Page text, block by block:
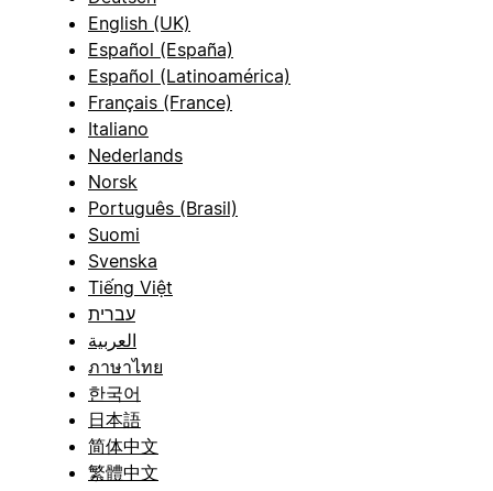
English (UK)
Español (España)
Español (Latinoamérica)
Français (France)
Italiano
Nederlands
Norsk
Português (Brasil)
Suomi
Svenska
Tiếng Việt
עברית
العربية
ภาษาไทย
한국어
日本語
简体中文
繁體中文